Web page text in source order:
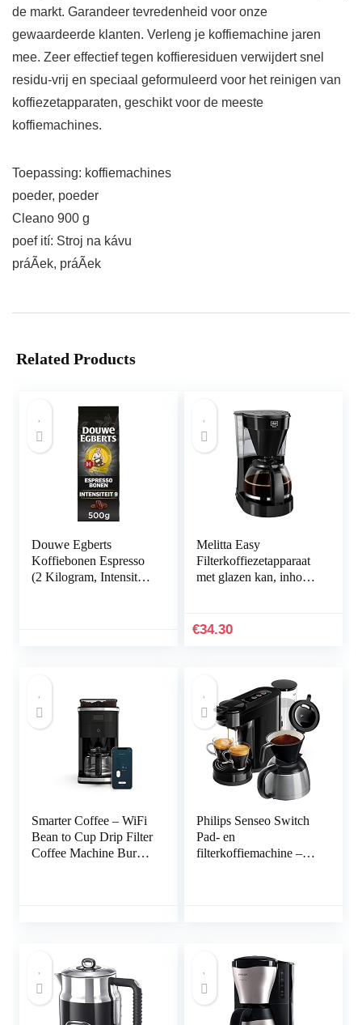
de markt. Garandeer tevredenheid voor onze
gewaardeerde klanten. Verleng je koffiemachine jaren
mee. Zeer effectief tegen koffieresiduen verwijdert snel
residu-vrij en speciaal geformuleerd voor het reinigen van
koffiezetapparaten, geschikt voor de meeste
koffiemachines.
Toepassing: koffiemachines
poeder, poeder
Cleano 900 g
poef ití: Stroj na kávu
práÃek, práÃek
Related Products
Douwe Egberts
Koffiebonen Espresso
(2 Kilogram, Intensiteit
Melitta Easy
Filterkoffiezetapparaat
met glazen kan, inhoud
€34.30
Smarter Coffee – WiFi
Bean to Cup Drip Filter
Coffee Machine Burr
2nd Generation) EU
Philips Senseo Switch
Pad- en
filterkoffiemachine – 7
pads – Zwart –
HD6592/60